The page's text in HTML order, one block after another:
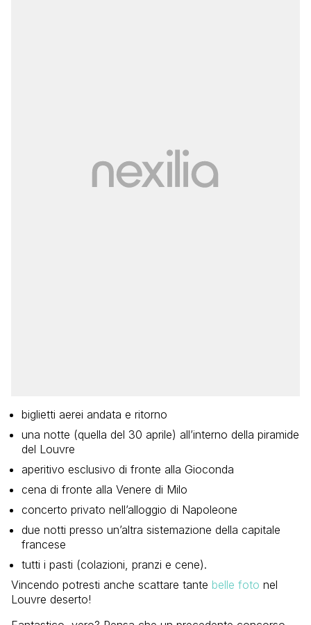
biglietti aerei andata e ritorno
una notte (quella del 30 aprile) all’interno della piramide
del Louvre
aperitivo esclusivo di fronte alla Gioconda
cena di fronte alla Venere di Milo
concerto privato nell’alloggio di Napoleone
due notti presso un’altra sistemazione della capitale
francese
tutti i pasti (colazioni, pranzi e cene).
Vincendo potresti anche scattare tante belle foto nel
Louvre deserto!